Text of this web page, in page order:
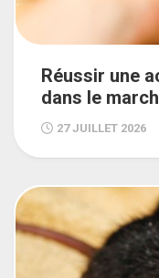
Réussir une
dans le
27 JUILLET 2026